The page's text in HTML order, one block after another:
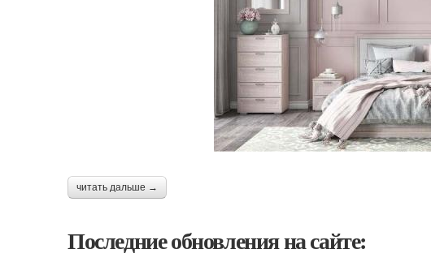
читать дальше →
Последние обновления на сайте: